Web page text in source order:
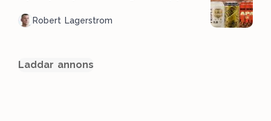
Robert Lagerstrom
Laddar annons